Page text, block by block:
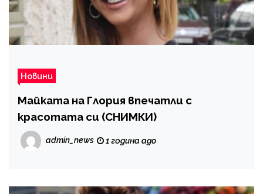
Новини
Майката на Глория впечатли с
красотата си (СНИМКИ)
admin_news 1 година ago